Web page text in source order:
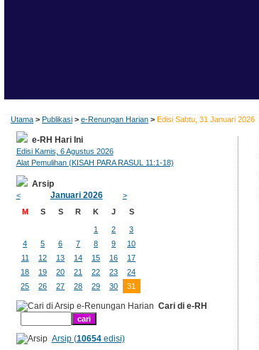
Utama > Publikasi > e-Renungan Harian > Edisi Sabtu, 31 Januari 2026
e-RH Hari Ini
Edisi Kamis, 6 Agustus 2026
Alat Pemulihan (KISAH PARA RASUL 11:1-18)
Arsip
< Januari 2026
>
M
S S R K J S
1 2
3
4
5 6 7 8 9
10
11
12 13 14 15 16
17
18
19 20 21 22 23
24
25
26 27 28 29 30 31
Cari di e-RH
Arsip (10654edisi)